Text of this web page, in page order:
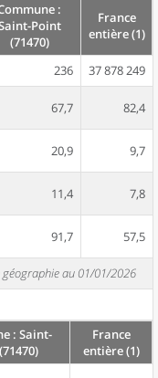
:
Point
(71470)
France
entière (1)
236
37 878 249
67,7 82,4
20,9 9,7
11,4 7,8
91,7 57,5
géographie au 01/01/2026
: Saint-
France
entière (1)